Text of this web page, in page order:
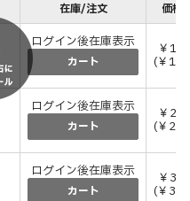
在庫/注文 価格(
ログイン後在庫表示
カート
￥
(￥
ログイン後在庫表示
カート
￥
(￥
ログイン後在庫表示
カート
￥
(￥